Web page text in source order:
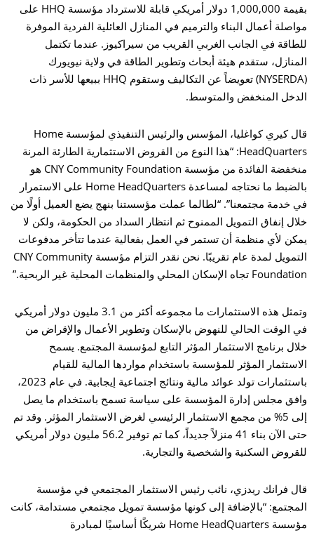
بقيمة 1,000,000 دولار أمريكي قابلة للاسترداد مؤسسة HHQ على
مواصلة أعمال البناء والترميم في المنازل العائلية الفردية الموفرة
للطاقة في الجانب الغربي القريب من سيراكيوز. عندما تكتمل
المنازل، ستقدم هيئة أبحاث وتطوير الطاقة في ولاية نيويورك
(NYSERDA) تعويضاً عن التكاليف وستقوم HHQ ببيعها للأسر ذات
الدخل المنخفض والمتوسط.
قال كيري كواغليا، المؤسس والرئيس التنفيذي لمؤسسة Home
HeadQuarters: “هذا النوع من القروض الاستثمارية الطارئة المرنة
منخفضة الفائدة من مؤسسة CNY Community Foundation هو
بالضبط ما نحتاجه لمساعدة Home HeadQuarters على الاستمرار
في خدمة مجتمعنا”. “لطالما عملت مؤسستنا بنهج يضع العميل أولًا من
خلال إنفاق التمويل الممنوح ثم انتظار السداد من الحكومة، ولكن لا
يمكن لأي منظمة أن تستمر في العمل بفعالية عندما تتأخر مدفوعات
التمويل لمدة عام تقريبًا. نحن نقدر التزام مؤسسة CNY Community
Foundation تجاه الإسكان المحلي والمنظمات المحلية غير الربحية.”
وتمثل هذه الاستثمارات ما مجموعه أكثر من 3.1 مليون دولار أمريكي
في الوقت الحالي للنهوض بالإسكان وتطوير الأعمال والإقراض من
خلال برنامج الاستثمار المؤثر التابع لمؤسسة المجتمع. يسمح
الاستثمار المؤثر للمؤسسة باستخدام مواردها المالية للقيام
باستثمارات تولد عوائد مالية ونتائج اجتماعية إيجابية. في عام 2023،
وافق مجلس إدارة المؤسسة على سياسة تسمح باستخدام ما يصل
إلى 5% من مجمع الاستثمار الرئيسي لغرض الاستثمار المؤثر. وقد تم
حتى الآن بناء 41 منزلاً جديداً، كما تم توفير 56.2 مليون دولار أمريكي
للقروض السكنية والشخصية والتجارية.
قال فرانك ريدزي، نائب رئيس الاستثمار المجتمعي في مؤسسة
المجتمع: “بالإضافة إلى كونها مؤسسة تمويل مجتمعي مستدامة، كانت
مؤسسة Home HeadQuarters شريكًا أساسيًا لمبادرة